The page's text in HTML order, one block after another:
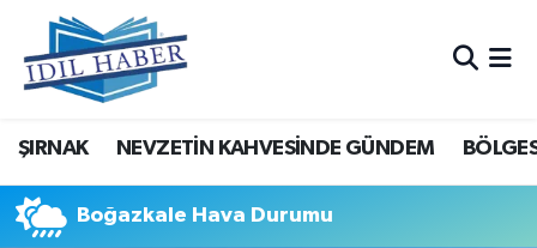
ŞIRNAK NEVZETİN KAHVESİNDE GÜNDEM
Boğazkale Hava Durumu
Nöbetçi Eczaneler
Hava Durumu
Trafik Durumu